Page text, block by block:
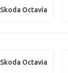
Skoda Octavia
Skoda Octavia